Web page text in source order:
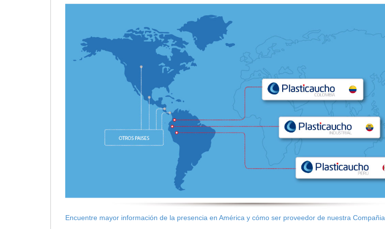
Encuentre mayor información de la presencia en América y cómo ser proveedor de nuestra Compañia.